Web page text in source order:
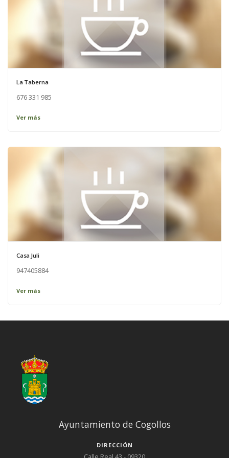
La Taberna
676 331 985
Ver más
Casa Juli
947405884
Ver más
Ayuntamiento de Cogollos
DIRECCIÓN